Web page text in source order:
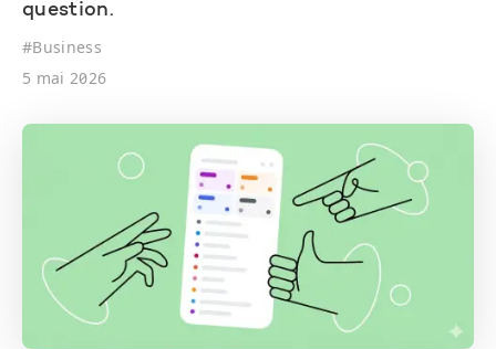
question.
#Business
5 mai 2026